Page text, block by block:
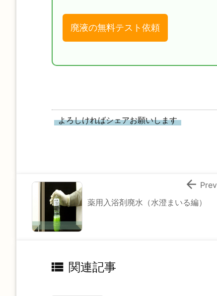
廃液の無料テスト依頼
よろしければシェアお願いします
薬用入浴剤廃水（水澄まいる編）
 Prev
 関連記事